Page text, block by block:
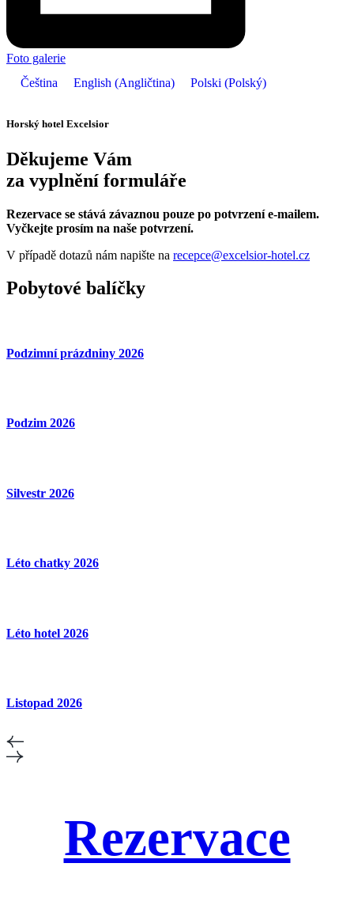
Foto galerie
Čeština
English (Angličtina) Polski (Polský)
Horský hotel Excelsior
Děkujeme Vám
za vyplnění formuláře
Rezervace se stává závaznou pouze po potvrzení e-mailem.
Vyčkejte prosím na naše potvrzení.
V případě dotazů nám napište na recepce@excelsior-hotel.cz
Pobytové balíčky
Podzimní prázdniny 2026
Podzim 2026
Silvestr 2026
Léto chatky 2026
Léto hotel 2026
Listopad 2026
Rezervace